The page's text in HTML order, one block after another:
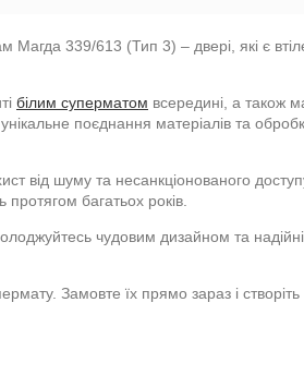
Магда 339/613 (Тип 3) – двері, які є
білим суперматом всередині, а також
поєднання матеріалів та
від шуму та несанкціонованого
протягом багатьох років.
чудовим дизайном та
Замовте їх прямо зараз і створіть